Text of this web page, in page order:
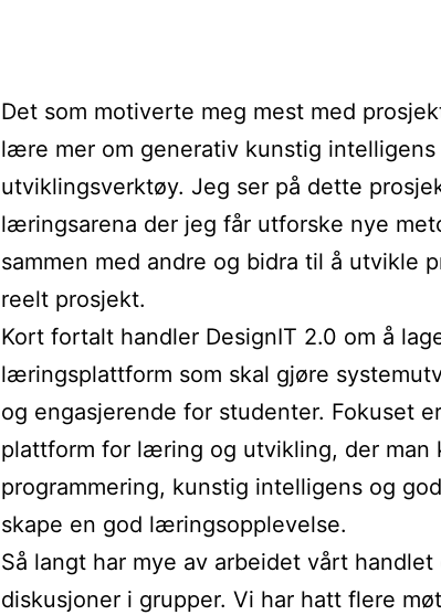
Det som motiverte meg mest med
lære mer om generativ kunstig intelligens
utviklingsverktøy. Jeg ser på dette
læringsarena der jeg får utforske nye
sammen med andre og bidra til å utvikle
reelt prosjekt.
Kort fortalt handler DesignIT 2.0 om å
læringsplattform som skal gjøre
og engasjerende for studenter. Fokuset
plattform for læring og utvikling, der man
programmering, kunstig intelligens og
skape en god læringsopplevelse.
Så langt har mye av arbeidet vårt
diskusjoner i grupper. Vi har hatt flere